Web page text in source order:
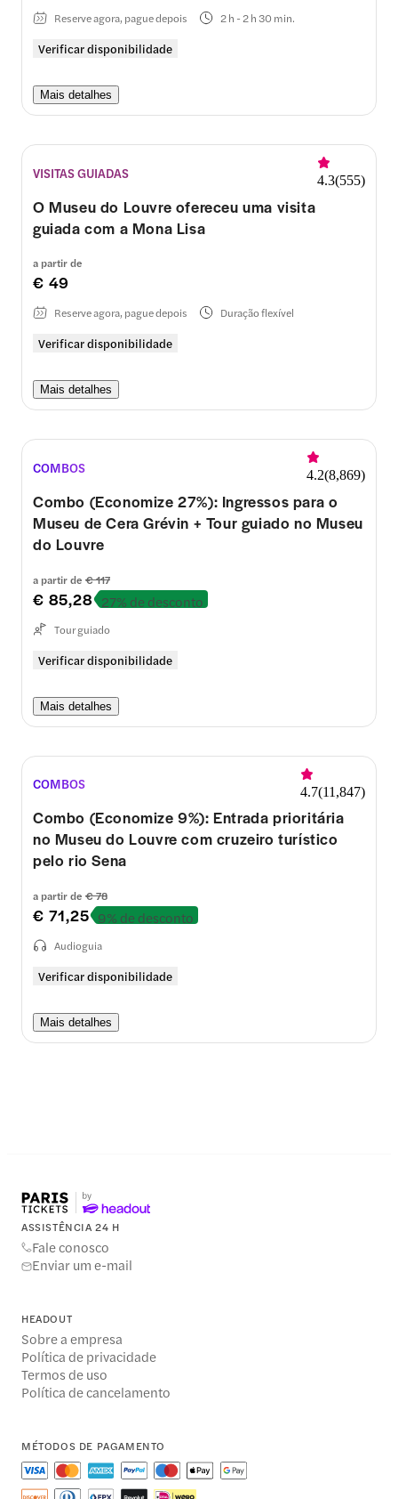
Verificar disponibilidade
Reserve agora, pague depois 2 h - 2 h 30 min.
Mais detalhes
VISITAS GUIADAS 4.3(555)
O Museu do Louvre ofereceu uma visita
guiada com a Mona Lisa
a partir de
€ 49
Verificar disponibilidade
Reserve agora, pague depois Duração flexível
Mais detalhes
COMBOS 4.2(8,869)
Combo (Economize 27%): Ingressos para o
Museu de Cera Grévin + Tour guiado no Museu
do Louvre
a partir de € 117
€ 85,28 27% de desconto
Verificar disponibilidade
Tour guiado
Mais detalhes
COMBOS 4.7(11,847)
Combo (Economize 9%): Entrada prioritária
no Museu do Louvre com cruzeiro turístico
pelo rio Sena
a partir de € 78
€ 71,25 9% de desconto
Verificar disponibilidade
Audioguia
Mais detalhes
ASSISTÊNCIA 24 H
Fale conosco
Enviar um e-mail
HEADOUT
Sobre a empresa
Política de privacidade
Termos de uso
Política de cancelamento
MÉTODOS DE PAGAMENTO